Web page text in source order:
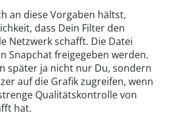
an diese Vorgaben hältst,
dass Dein Filter den
Netzwerk schafft. Die Datei
Snapchat freigegeben werden.
später ja nicht nur Du, sondern
auf die Grafik zugreifen, wenn
Qualitätskontrolle von
hat.